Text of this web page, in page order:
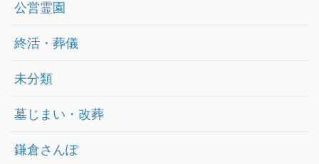
公営霊園
終活・葬儀
未分類
墓じまい・改葬
鎌倉さんぽ